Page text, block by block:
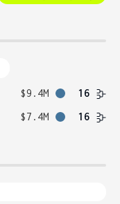
$9.4M
16
$7.4M 16